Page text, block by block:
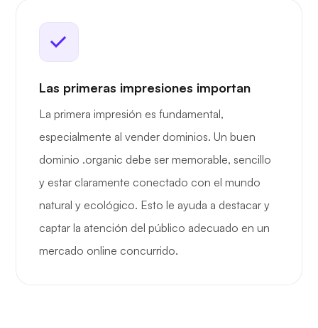
Las primeras impresiones importan
La primera impresión es fundamental,
especialmente al vender dominios. Un buen
dominio .organic debe ser memorable, sencillo
y estar claramente conectado con el mundo
natural y ecológico. Esto le ayuda a destacar y
captar la atención del público adecuado en un
mercado online concurrido.